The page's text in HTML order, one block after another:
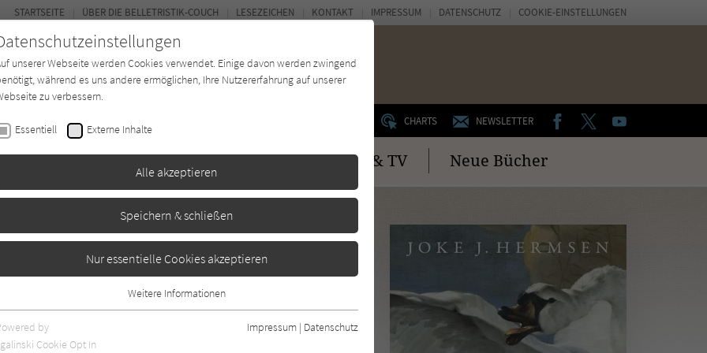
CHARTS NEWSLETTER FACEBOOKTWITTERYOUTUBE
Autor*in Verlage Magazin Kino & TV Neue Bücher
STARTSEITE ÜBER DIE BELLETRISTIK-COUCH LESEZEICHEN KONTAKT IMPRESSUM DATENSCHUTZ COOKIE-EINSTELLUNGEN
Zeiten
unserer Webseite werden Cookies verwendet. Einige davon werden zwingend
während es uns andere ermöglichen, Ihre Nutzererfahrung auf unserer
zu verbessern.
Essentiell Externe Inhalte
Alle akzeptieren
Speichern & schließen
Nur essentielle Cookies akzeptieren
Essentielle Cookies werden für grundlegende Funktionen der Webseite
benötigt. Dadurch ist gewährleistet, dass die Webseite einwandfrei
Weitere Informationen
by
Cookie Opt In
Impressum | Datenschutz